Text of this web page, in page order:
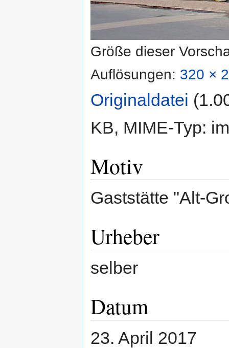
Größe dieser
Auflösungen: 320 ×
Originaldatei
KB, MIME-Typ:
Motiv
Gaststätte "Alt-
Urheber
selber
Datum
23. April 2017